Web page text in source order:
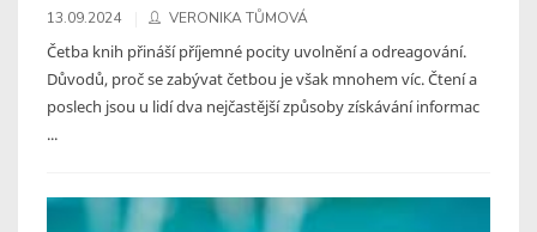
13.09.2024 VERONIKA TŮMOVÁ
Četba knih přináší příjemné pocity uvolnění a odreagování.
Důvodů, proč se zabývat četbou je však mnohem víc. Čtení a
poslech jsou u lidí dva nejčastější způsoby získávání informac
...